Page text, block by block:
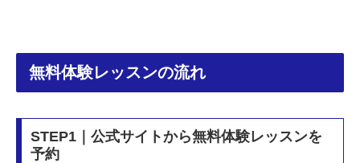
無料体験レッスンの流れ
STEP1｜公式サイトから無料体験レッスンを
予約